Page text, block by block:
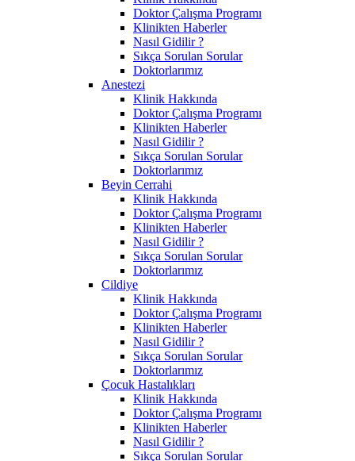
Doktor Çalışma Programı
Klinikten Haberler
Nasıl Gidilir ?
Sıkça Sorulan Sorular
Doktorlarımız
Anestezi
Klinik Hakkında
Doktor Çalışma Programı
Klinikten Haberler
Nasıl Gidilir ?
Sıkça Sorulan Sorular
Doktorlarımız
Beyin Cerrahi
Klinik Hakkında
Doktor Çalışma Programı
Klinikten Haberler
Nasıl Gidilir ?
Sıkça Sorulan Sorular
Doktorlarımız
Cildiye
Klinik Hakkında
Doktor Çalışma Programı
Klinikten Haberler
Nasıl Gidilir ?
Sıkça Sorulan Sorular
Doktorlarımız
Çocuk Hastalıkları
Klinik Hakkında
Doktor Çalışma Programı
Klinikten Haberler
Nasıl Gidilir ?
Sıkça Sorulan Sorular